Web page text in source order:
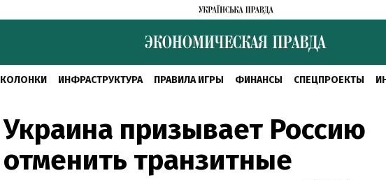
КОЛОНКИ ИНФРАСТРУКТУРА ПРАВИЛА ИГРЫ ФИНАНСЫ СПЕЦПРОЕКТЫ
Украина призывает Россию
отменить транзитные